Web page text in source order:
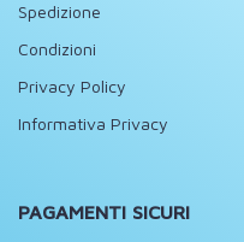
Spedizione
Condizioni
Privacy Policy
Informativa Privacy
PAGAMENTI SICURI